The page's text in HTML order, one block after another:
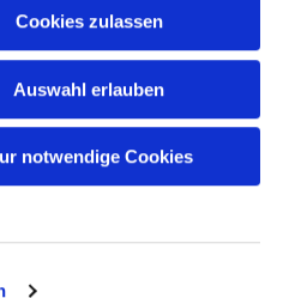
Cookies zulassen
Auswahl erlauben
notwendige Cookies